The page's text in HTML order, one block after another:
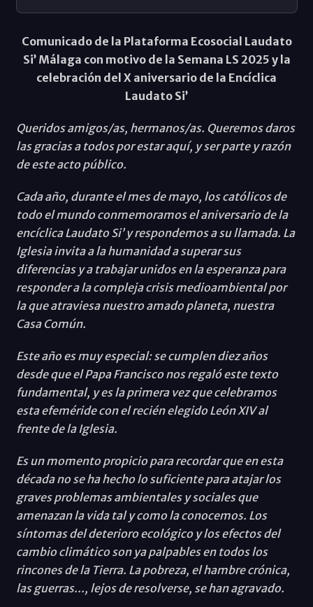
Comunicado de la Plataforma Ecosocial Laudato
Si’ Málaga con motivo de la Semana LS 2025 y la
celebración del X aniversario de la Encíclica
Laudato Si’
Queridos amigos/as, hermanos/as. Queremos daros
las gracias a todos por estar aquí, y ser parte y razón
de este acto público.
Cada año, durante el mes de mayo, los católicos de
todo el mundo conmemoramos el aniversario de la
encíclica Laudato Si’ y respondemos a su llamada. La
Iglesia invita a la humanidad a superar sus
diferencias y a trabajar unidos en la esperanza para
responder a la compleja crisis medioambiental por
la que atraviesa nuestro amado planeta, nuestra
Casa Común.
Este año es muy especial: se cumplen diez años
desde que el Papa Francisco nos regaló este texto
fundamental, y es la primera vez que celebramos
esta efeméride con el recién elegido León XIV al
frente de la Iglesia.
Es un momento propicio para recordar que en esta
década no se ha hecho lo suficiente para atajar los
graves problemas ambientales y sociales que
amenazan la vida tal y como la conocemos. Los
síntomas del deterioro ecológico y los efectos del
cambio climático son ya palpables en todos los
rincones de la Tierra. La pobreza, el hambre crónica,
las guerras..., lejos de resolverse, se han agravado.